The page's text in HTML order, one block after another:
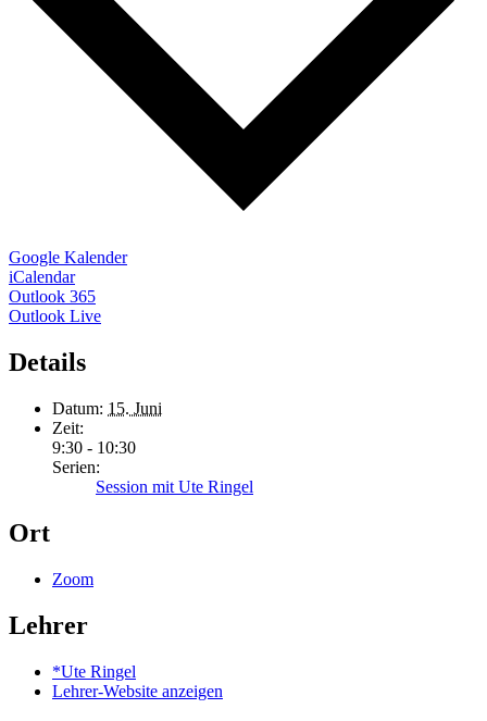
Google Kalender
iCalendar
Outlook 365
Outlook Live
Details
Datum: 15. Juni
Zeit:
9:30 - 10:30
Serien:
Session mit Ute Ringel
Ort
Zoom
Lehrer
*Ute Ringel
Lehrer-Website anzeigen